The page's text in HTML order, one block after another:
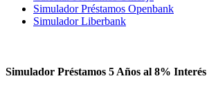
Simulador Préstamos Openbank
Simulador Liberbank
Simulador Préstamos 5 Años al 8% Interés